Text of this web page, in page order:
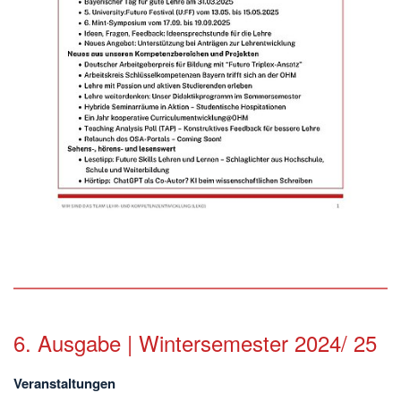
6. Ausgabe | Wintersemester 2024/ 25
Veranstaltungen